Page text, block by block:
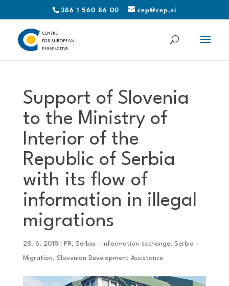
386 1 560 86 00 cep@cep.si
Support of Slovenia
to the Ministry of
Interior of the
Republic of Serbia
with its flow of
information in illegal
migrations
28. 6. 2018 PR, Serbia - Information exchange, Serbia -
Migration, Slovenian Development Assistance